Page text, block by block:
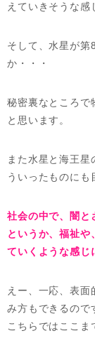
えていきそうな感
そして、水星が第
か・・・
秘密裏なところで
と思います。
また水星と海王
ういったものにも
社会の中で、闇と
というか、福祉や
ていくような感じ
えー、一応、表面
み方もできるので
こちらではここま